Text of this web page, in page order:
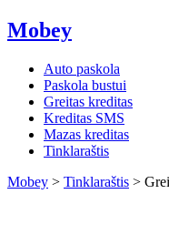
Mobey
Auto paskola
Paskola bustui
Greitas kreditas
Kreditas SMS
Mazas kreditas
Tinklaraštis
Mobey > Tinklaraštis >